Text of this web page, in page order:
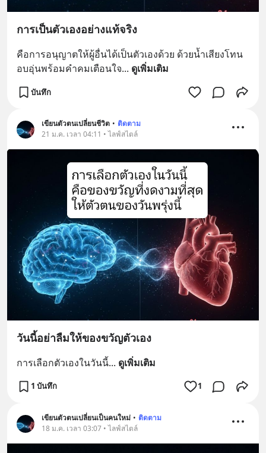
การเป็นตัวเองอย่างแท้จริง
คือการอนุญาตให้ผู้อื่นได้เป็นตัวเองด้วย ด้วยน้ำเสียงโทน
อบอุ่นพร้อมคำคมเตือนใจ... ดูเพิ่มเติม
บันทึก
เขียนตัวตนเปลี่ยนชีวิต • ติดตาม
21 ม.ค. เวลา 04:11 • ไลฟ์สไตล์
วันนี้อย่าลืมให้ของขวัญตัวเอง
การเลือกตัวเองในวันนี้... ดูเพิ่มเติม
1 บันทึก 1
เขียนตัวตนเปลี่ยนเป็นคนใหม่ • ติดตาม
18 ม.ค. เวลา 03:07 • ไลฟ์สไตล์